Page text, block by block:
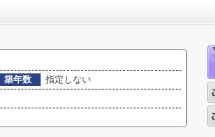
築年数
指定しない